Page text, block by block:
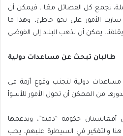
تجمع كل الفصائل معًا ، فيمكن أن
سارت الأمور على نحو خاطئ، وهذا ما
طالبان تبحث عن مساعدات دولية
دولية لتجنب وقوع أزمة في
حكومة “دمية”، ويدعمها
والتفكير في السيطرة عليهم، يجب